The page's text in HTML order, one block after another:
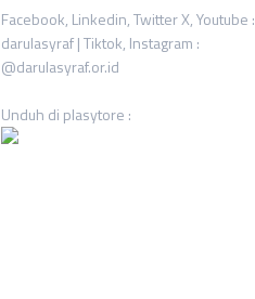
Facebook, Linkedin, Twitter X, Youtube :
darulasyraf | Tiktok, Instagram :
@darulasyraf.or.id
Unduh di plasytore :